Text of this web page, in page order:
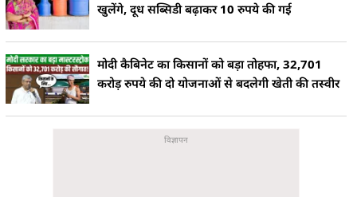
खुलेंगे, दूध सब्सिडी बढ़ाकर 10 रुपये की गई
मोदी कैबिनेट का किसानों को बड़ा तोहफा, 32,701
करोड़ रुपये की दो योजनाओं से बदलेगी खेती की तस्वीर